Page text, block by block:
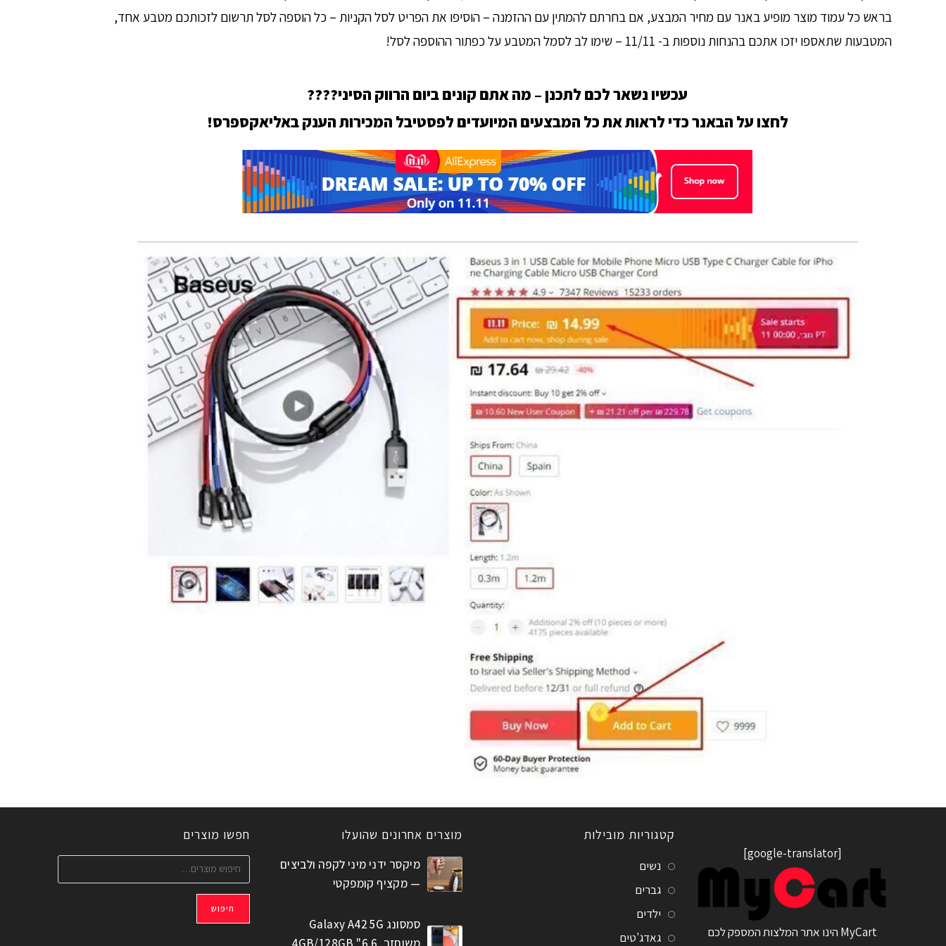
בראש כל עמוד מוצר מופיע באנר עם מחיר המבצע, אם בחרתם להמתין עם ההזמנה – הוסיפו את הפריט לסל הקניות – כל הוספה לסל תרשום לזכותכם מטבע אחד,
המטבעות שתאספו יזכו אתכם בהנחות נוספות ב- 11/11 – שימו לב לסמל המטבע על כפתור ההוספה לסל!
עכשיו נשאר לכם לתכנן – מה אתם קונים ביום הרווק הסיני????
לחצו על הבאנר כדי לראות את כל המבצעים המיועדים לפסטיבל המכירות הענק באליאקספרס!
[google-translator]
MyCart הינו אתר המלצות המספק לכם
קטגוריות מובילות
נשים
גברים
ילדים
גאדג'טים
מוצרים אחרונים שהועלו
מיקסר ידני מיני לקפה ולביצים
— מקציף קומפקטי
סמסונג Galaxy A42 5G
חפשו מוצרים
חיפוש